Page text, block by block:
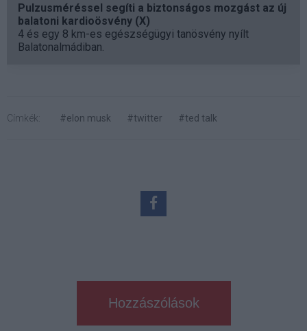
Pulzusméréssel segíti a biztonságos mozgást az új
balatoni kardioösvény (X)
4 és egy 8 km-es egészségügyi tanösvény nyílt
Balatonalmádiban.
Címkék: #elon musk #twitter #ted talk
Hozzászólások